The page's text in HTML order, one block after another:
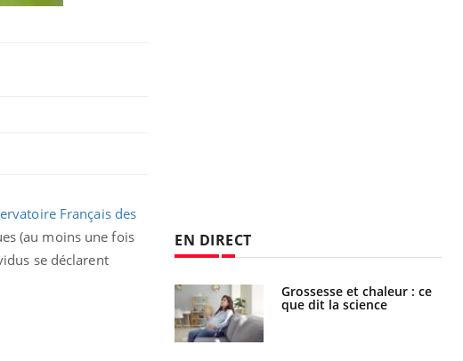
Français des
(au moins une fois
se déclarent
EN DIRECT
Grossesse et chaleur : ce
que dit la science